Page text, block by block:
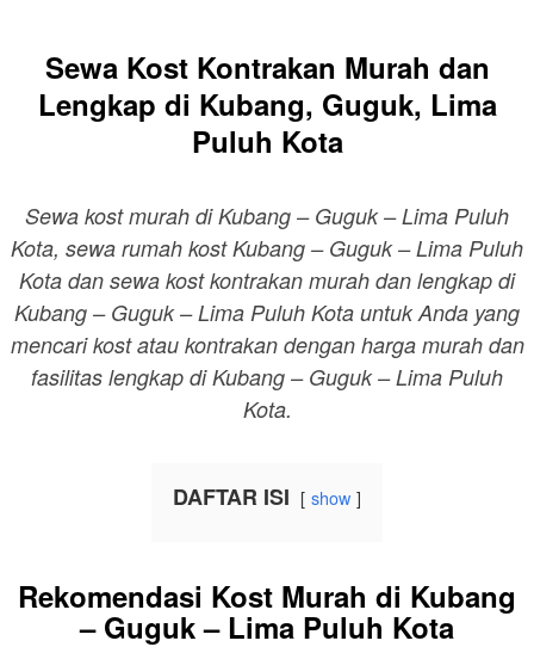
Sewa Kost Kontrakan Murah dan
Lengkap di Kubang, Guguk, Lima
Puluh Kota
Sewa kost murah di Kubang – Guguk – Lima Puluh
Kota, sewa rumah kost Kubang – Guguk – Lima Puluh
Kota dan sewa kost kontrakan murah dan lengkap di
Kubang – Guguk – Lima Puluh Kota untuk Anda yang
mencari kost atau kontrakan dengan harga murah dan
fasilitas lengkap di Kubang – Guguk – Lima Puluh
Kota.
DAFTAR ISI show
Rekomendasi Kost Murah di Kubang
– Guguk – Lima Puluh Kota